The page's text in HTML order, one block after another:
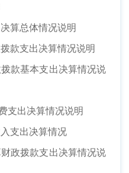
算总体情况说明
支出决算情况说明
款基本支出决算情况说
出决算情况说明
支出决算情况
政拨款支出决算情况说